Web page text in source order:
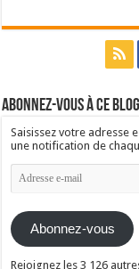
Abonnez-vous à ce
Saisissez votre adresse
une notification de
Adresse
e-
Abonnez-vous
Rejoignez les 3 126